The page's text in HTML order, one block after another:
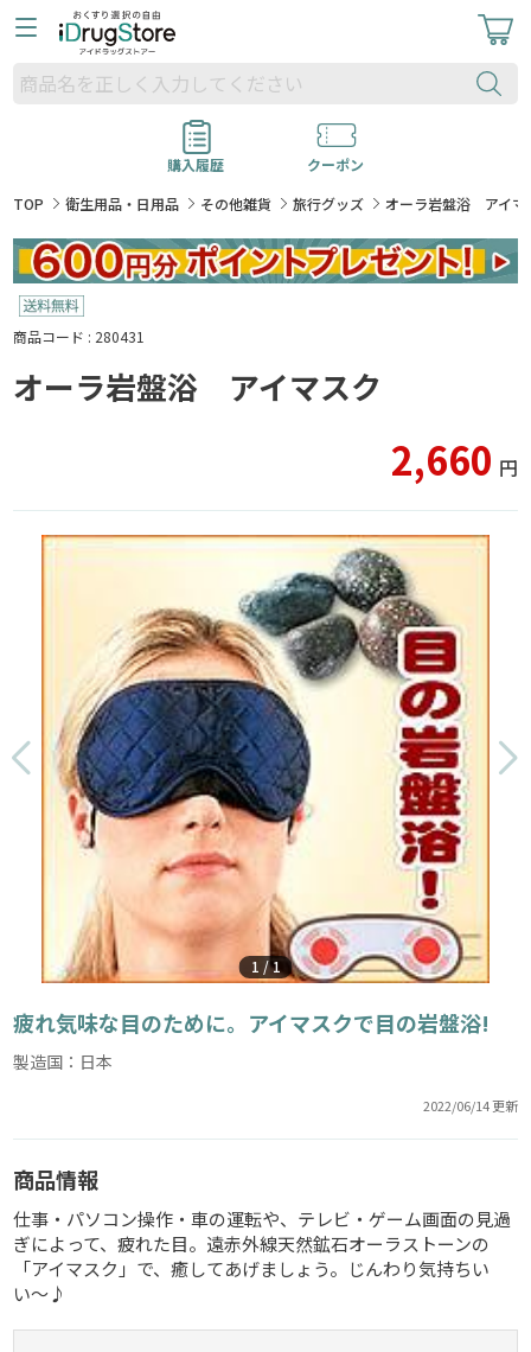
購入履歴
クーポン
TOP
衛生用品・日用品 その他雑貨 旅行グッズ オーラ岩盤浴 アイマ
商品コード : 280431
オーラ岩盤浴 アイマスク
2,660 円
1 /1
疲れ気味な目のために。アイマスクで目の岩盤浴!
製造国：日本
2022/06/14 更新
商品情報
仕事・パソコン操作・車の運転や、テレビ・ゲーム画面の見過
ぎによって、疲れた目。遠赤外線天然鉱石オーラストーンの
「アイマスク」で、癒してあげましょう。じんわり気持ちい
い〜♪